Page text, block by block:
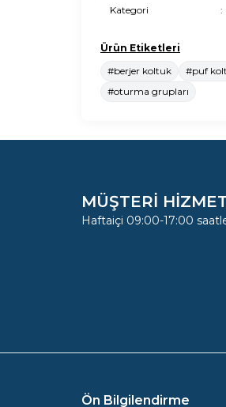
Kategori :
Ürün Etiketleri
#berjer koltuk
#puf
#oturma grupları
MÜŞTERİ
Haftaiçi 09:00-17:00
Ön Bilgilendirme